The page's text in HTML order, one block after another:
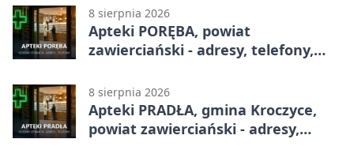
8 sierpnia 2026
Apteki PORĘBA, powiat
zawierciański - adresy, telefony,
8 sierpnia 2026
Apteki PRADŁA, gmina Kroczyce,
powiat zawierciański - adresy,